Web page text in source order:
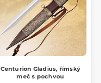
Centurion Gladius, římský
meč s pochvou